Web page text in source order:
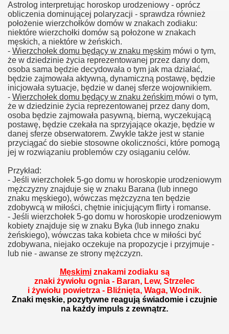
Astrolog interpretując horoskop urodzeniowy - oprócz
obliczenia dominującej polaryzacji - sprawdza również
położenie wierzchołków domów w znakach zodiaku:
niektóre wierzchołki domów są położone w znakach
męskich, a niektóre w żeńskich.
- Wierzchołek domu będący w znaku męskim mówi o tym,
że w dziedzinie życia reprezentowanej przez dany dom,
osoba sama będzie decydowała o tym jak ma działać,
będzie zajmowała aktywną, dynamiczną postawę, będzie
inicjowała sytuacje, będzie w danej sferze wojownikiem.
- Wierzchołek domu będący w znaku żeńskim mówi o tym,
że w dziedzinie życia reprezentowanej przez dany dom,
osoba będzie zajmowała pasywną, bierną, wyczekującą
postawę, będzie czekała na sprzyjające okazje, będzie w
danej sferze obserwatorem. Zwykle także jest w stanie
przyciągać do siebie stosowne okoliczności, które pomogą
jej w rozwiązaniu problemów czy osiąganiu celów.
Przykład:
- Jeśli wierzchołek 5-go domu w horoskopie urodzeniowym
mężczyzny znajduje się w znaku Barana (lub innego
znaku męskiego), wówczas mężczyzna ten będzie
zdobywcą w miłości, chętnie inicjującym flirty i romanse.
- Jeśli wierzchołek 5-go domu w horoskopie urodzeniowym
kobiety znajduje się w znaku Byka (lub innego znaku
żeńskiego), wówczas taka kobieta chce w miłości być
zdobywana, niejako oczekuje na propozycje i przyjmuje -
lub nie - awanse ze strony mężczyzn.
Męskimiznakami zodiaku są
znaki żywiołu ognia - Baran, Lew, Strzelec
i żywiołu powietrza - Bliźnięta, Waga, Wodnik.
Znaki męskie, pozytywne reagują świadomie i czujnie
na każdy impuls z zewnątrz.